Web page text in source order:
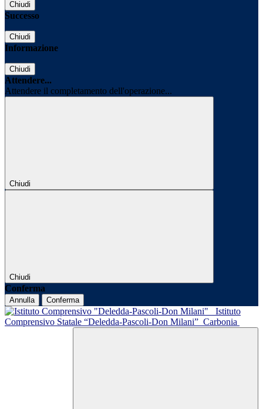
Chiudi
Successo
Chiudi
Informazione
Chiudi
Attendere...
Attendere il completamento dell'operazione...
Chiudi
Chiudi
Conferma
Annulla Conferma
Istituto
Comprensivo Statale “Deledda-Pascoli-Don Milani” Carbonia